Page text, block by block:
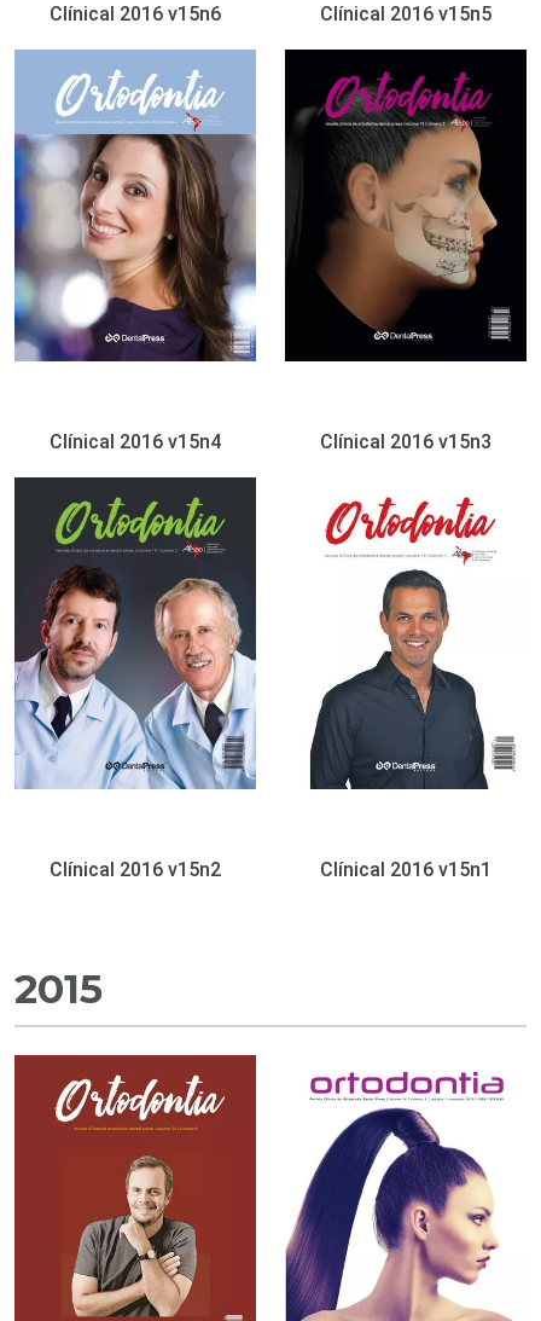
Clínical 2016 v15n6 Clínical 2016 v15n5
Clínical 2016 v15n4 Clínical 2016 v15n3
Clínical 2016 v15n2 Clínical 2016 v15n1
2015